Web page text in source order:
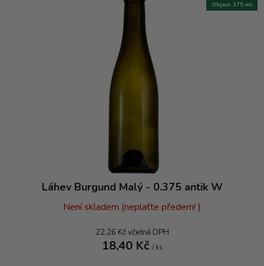
Láhev Burgund Malý - 0.375 antik W
Není skladem (neplaťte předem! )
22,26 Kč včetně DPH
18,40 Kč / ks
Objem 375 ml